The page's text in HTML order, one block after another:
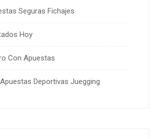
Seguras Fichajes
Hoy
Con Apuestas
Deportivas Juegging